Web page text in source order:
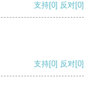
支持[0] 反对[0]
支持[0] 反对[0]